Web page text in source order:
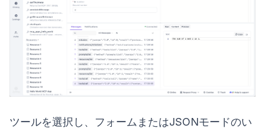
ツールを選択し、フォームまたはJSONモードのい